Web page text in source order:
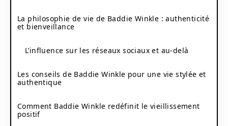
La philosophie de vie de Baddie Winkle : authenticité
et bienveillance
L’influence sur les réseaux sociaux et au-delà
Les conseils de Baddie Winkle pour une vie stylée et
authentique
Comment Baddie Winkle redéfinit le vieillissement
positif